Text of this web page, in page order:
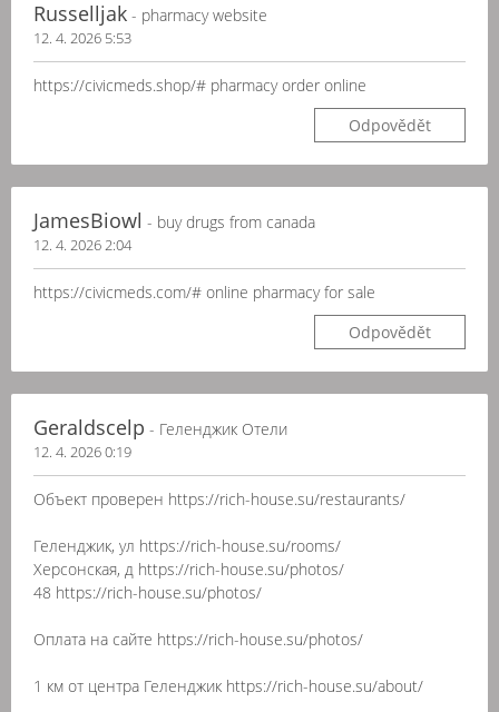
Russelljak - pharmacy website
12. 4. 2026 5:53
https://civicmeds.shop/# pharmacy order online
Odpovědět
JamesBiowl - buy drugs from canada
12. 4. 2026 2:04
https://civicmeds.com/# online pharmacy for sale
Odpovědět
Geraldscelp - Геленджик Отели
12. 4. 2026 0:19
Объект проверен https://rich-house.su/restaurants/
Геленджик, ул https://rich-house.su/rooms/
Херсонская, д https://rich-house.su/photos/
48 https://rich-house.su/photos/
Оплата на сайте https://rich-house.su/photos/
1 км от центра Геленджик https://rich-house.su/about/